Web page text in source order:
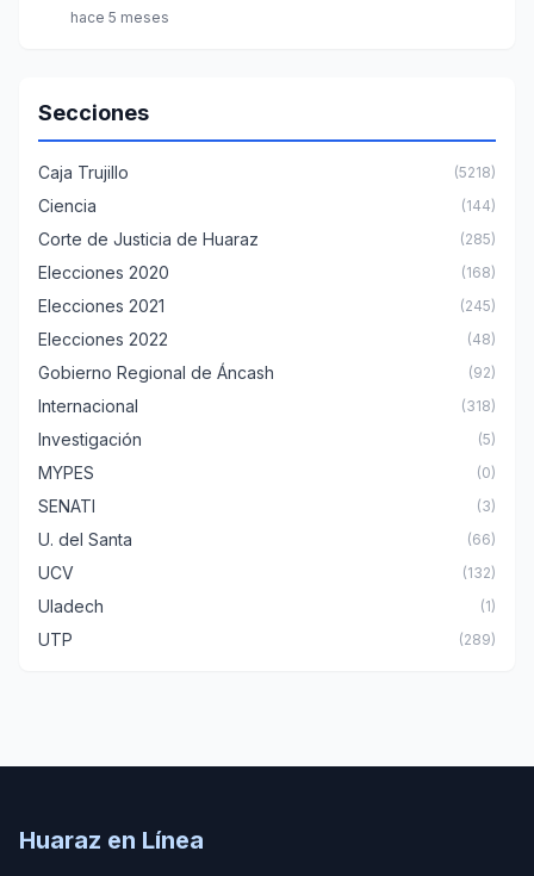
hace 5 meses
Secciones
Caja Trujillo (5218)
Ciencia (144)
Corte de Justicia de Huaraz (285)
Elecciones 2020 (168)
Elecciones 2021 (245)
Elecciones 2022 (48)
Gobierno Regional de Áncash (92)
Internacional (318)
Investigación (5)
MYPES (0)
SENATI (3)
U. del Santa (66)
UCV (132)
Uladech (1)
UTP (289)
Huaraz en Línea